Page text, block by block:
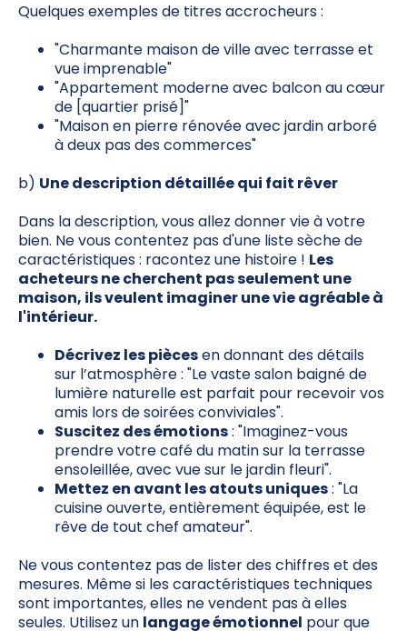
Quelques exemples de titres accrocheurs :
"Charmante maison de ville avec terrasse et
vue imprenable"
"Appartement moderne avec balcon au cœur
de [quartier prisé]"
"Maison en pierre rénovée avec jardin arboré
à deux pas des commerces"
b) Une description détaillée qui fait rêver
Dans la description, vous allez donner vie à votre
bien. Ne vous contentez pas d'une liste sèche de
caractéristiques : racontez une histoire ! Les
acheteurs ne cherchent pas seulement une
maison, ils veulent imaginer une vie agréable à
l'intérieur.
Décrivez les piècesen donnant des détails
sur l’atmosphère : "Le vaste salon baigné de
lumière naturelle est parfait pour recevoir vos
amis lors de soirées conviviales".
Suscitez des émotions: "Imaginez-vous
prendre votre café du matin sur la terrasse
ensoleillée, avec vue sur le jardin fleuri".
Mettez en avant les atouts uniques: "La
cuisine ouverte, entièrement équipée, est le
rêve de tout chef amateur".
Ne vous contentez pas de lister des chiffres et des
mesures. Même si les caractéristiques techniques
sont importantes, elles ne vendent pas à elles
seules. Utilisez un langage émotionnel pour que